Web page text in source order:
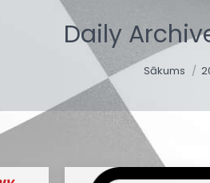
Daily
You are
Sākums